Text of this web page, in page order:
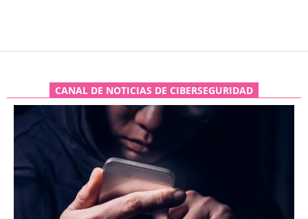
CANAL DE NOTICIAS DE CIBERSEGURIDAD